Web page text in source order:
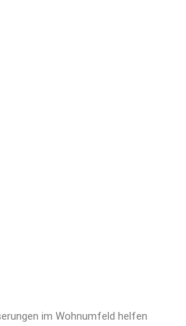
im Wohnumfeld helfen